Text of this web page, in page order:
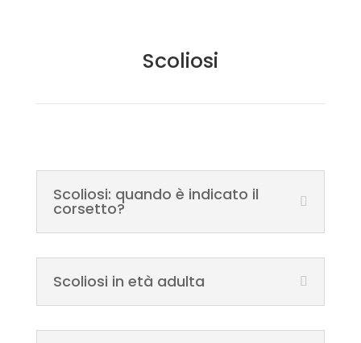
Scoliosi
Scoliosi: quando è indicato il
corsetto?
Scoliosi in età adulta